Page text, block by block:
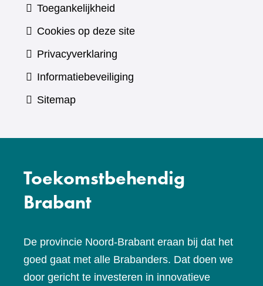
Toegankelijkheid
Cookies op deze site
Privacyverklaring
Informatiebeveiliging
Sitemap
Toekomstbehendig
Brabant
De provincie Noord-Brabant eraan bij dat het
goed gaat met alle Brabanders. Dat doen we
door gericht te investeren in innovatieve